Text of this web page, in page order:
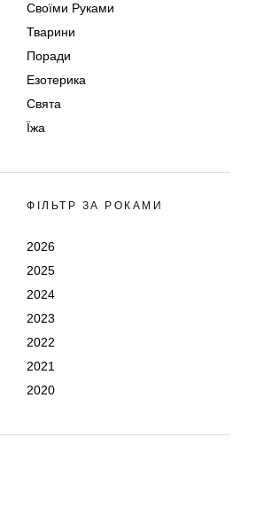
Своїми Руками
Тварини
Поради
Езотерика
Свята
Їжа
ФІЛЬТР ЗА РОКАМИ
2026
2025
2024
2023
2022
2021
2020